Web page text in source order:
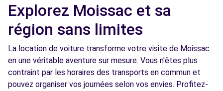
Explorez Moissac et sa
région sans limites
La location de voiture transforme votre visite de Moissac
en une véritable aventure sur mesure. Vous n'êtes plus
contraint par les horaires des transports en commun et
pouvez organiser vos journées selon vos envies. Profitez-